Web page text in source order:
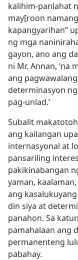
kalihim-panlahat
may[roon
kapangyarihan”
ng mga
gayon, ano ang
ni Mr. Annan, ‘na
ang
determinasyon
pag-unlad.’
Subalit
ang kailangan
internasyonal at
pansariling
pakikinabangan
yaman,
ang
din siya at
panahon. Sa
pamahalaan ang
permanenteng
pabahay.